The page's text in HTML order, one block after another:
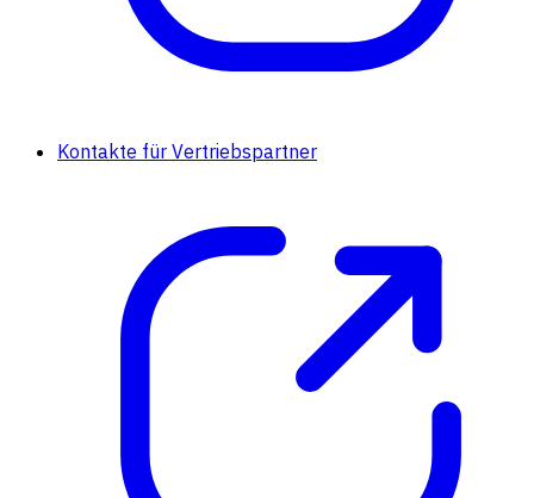
Kontakte für Vertriebspartner